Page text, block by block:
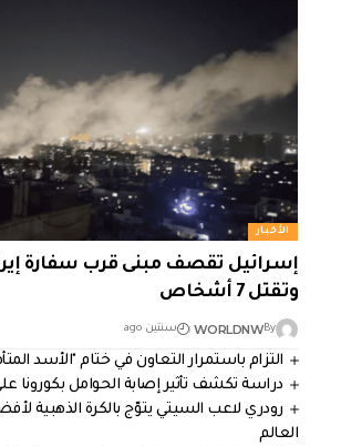
الأخبار
إسرائيل تقصف مبنى قرب سفارة
وتقتل 7 أشخاص
By
WORLDNW سنتين ago
التزام باستمرار التعاون في ختام "الأسد المتأهب
دراسة تكشف تأثير إصابة الحوامل بكورونا
رودري لاعب السيتي يتوّج بالكرة الذهبية
العالم